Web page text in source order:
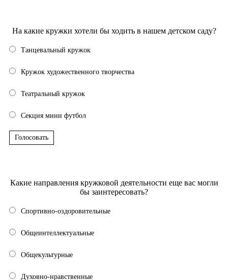
На какие кружки хотели бы ходить в нашем детском саду?
Танцевальный кружок
Кружок художественного творчества
Театральный кружок
Секция мини футбол
Голосовать
Какие направления кружковой деятельности еще вас могли
бы заинтересовать?
Спортивно-оздоровительные
Общеинтеллектуальные
Общекультурные
Духовно-нравственные